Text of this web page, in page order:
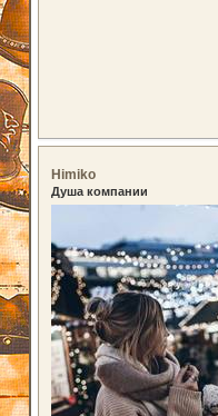
Himiko
Душа компании